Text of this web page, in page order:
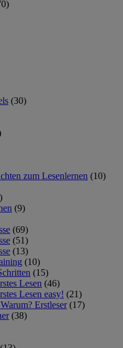
(30)
zum Lesenlernen (10)
(9)
(69)
(51)
(13)
(10)
(15)
Lesen (46)
Lesen easy! (21)
Erstleser (17)
(38)